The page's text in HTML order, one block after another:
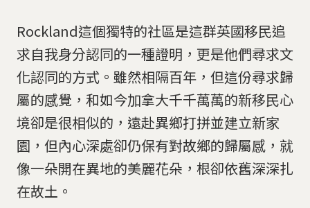
Rockland這個獨特的社區是這群英國移民追
求自我身分認同的一種證明，更是他們尋求文
化認同的方式。雖然相隔百年，但這份尋求歸
屬的感覺，和如今加拿大千千萬萬的新移民心
境卻是很相似的，遠赴異鄉打拼並建立新家
園，但內心深處卻仍保有對故鄉的歸屬感，就
像一朵開在異地的美麗花朵，根卻依舊深深扎
在故土。